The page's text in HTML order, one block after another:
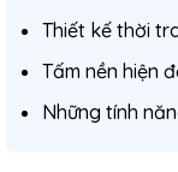
Thiết kế thời
Tấm nền hiện
Những tính